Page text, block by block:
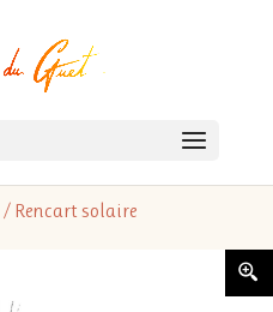
/ Rencart solaire